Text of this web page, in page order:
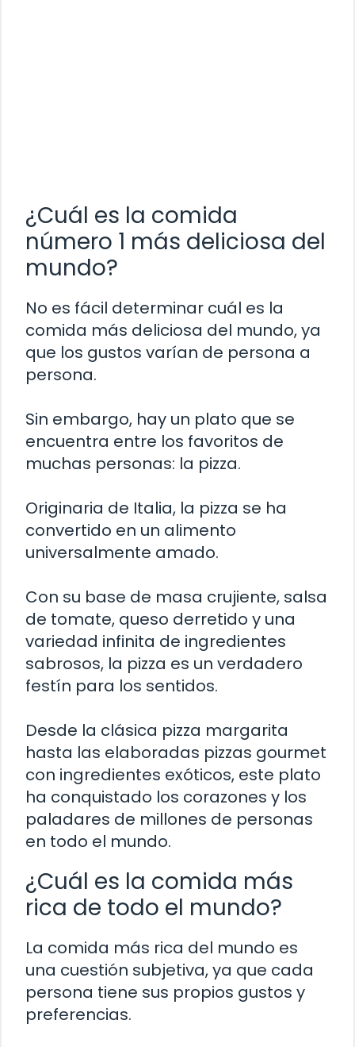
¿Cuál es la comida
número 1 más deliciosa del
mundo?
No es fácil determinar cuál es la
comida más deliciosa del mundo, ya
que los gustos varían de persona a
persona.
Sin embargo, hay un plato que se
encuentra entre los favoritos de
muchas personas: la pizza.
Originaria de Italia, la pizza se ha
convertido en un alimento
universalmente amado.
Con su base de masa crujiente, salsa
de tomate, queso derretido y una
variedad infinita de ingredientes
sabrosos, la pizza es un verdadero
festín para los sentidos.
Desde la clásica pizza margarita
hasta las elaboradas pizzas gourmet
con ingredientes exóticos, este plato
ha conquistado los corazones y los
paladares de millones de personas
en todo el mundo.
¿Cuál es la comida más
rica de todo el mundo?
La comida más rica del mundo es
una cuestión subjetiva, ya que cada
persona tiene sus propios gustos y
preferencias.